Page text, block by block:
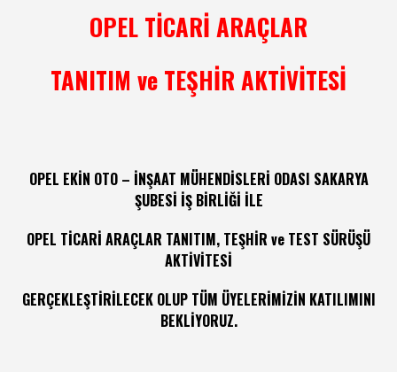
OPEL TİCARİ ARAÇLAR
TANITIM ve TEŞHİR AKTİVİTESİ
OPEL EKİN OTO – İNŞAAT MÜHENDİSLERİ ODASI SAKARYA
ŞUBESİ İŞ BİRLİĞİ İLE
OPEL TİCARİ ARAÇLAR TANITIM, TEŞHİR ve TEST SÜRÜŞÜ
AKTİVİTESİ
GERÇEKLEŞTİRİLECEK OLUP TÜM ÜYELERİMİZİN KATILIMINI
BEKLİYORUZ.